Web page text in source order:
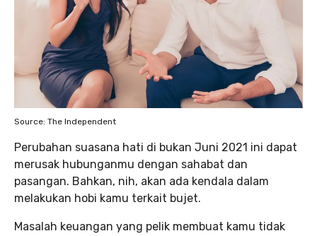
Source: The Independent
Perubahan suasana hati di bukan Juni 2021 ini dapat
merusak hubunganmu dengan sahabat dan
pasangan. Bahkan, nih, akan ada kendala dalam
melakukan hobi kamu terkait bujet.
Masalah keuangan yang pelik membuat kamu tidak